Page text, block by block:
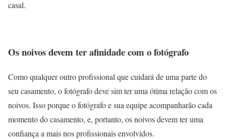
casal.
Os noivos devem ter afinidade com o fotógrafo
Como qualquer outro profissional que cuidará de uma parte do
seu casamento, o fotógrafo deve sim ter uma ótima relação com os
noivos. Isso porque o fotógrafo e sua equipe acompanharão cada
momento do casamento, e, portanto, os noivos devem ter uma
confiança a mais nos profissionais envolvidos.